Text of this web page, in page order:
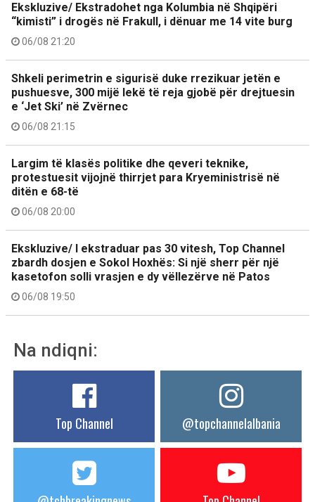
Ekskluzive/ Ekstradohet nga Kolumbia në Shqipëri
“kimisti” i drogës në Frakull, i dënuar me 14 vite burg
06/08 21:20
Shkeli perimetrin e sigurisë duke rrezikuar jetën e
pushuesve, 300 mijë lekë të reja gjobë për drejtuesin
e ‘Jet Ski’ në Zvërnec
06/08 21:15
Largim të klasës politike dhe qeveri teknike,
protestuesit vijojnë thirrjet para Kryeministrisë në
ditën e 68-të
06/08 20:00
Ekskluzive/ I ekstraduar pas 30 vitesh, Top Channel
zbardh dosjen e Sokol Hoxhës: Si një sherr për një
kasetofon solli vrasjen e dy vëllezërve në Patos
06/08 19:50
Na ndiqni:
Top Channel @topchannelalbania